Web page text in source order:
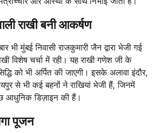
राखी बनी आकर्षण
भी मुंबई निवासी राजकुमारी जैन द्वारा भेजी गई
विशेष चर्चा में रही। यह राखी गणेश जी के
को भी अर्पित की जाएगी। इसके अलावा इंदौर,
से भी कई बहनों ने राखियां भेजी हैं, जिनमें
आधुनिक डिज़ाइन की हैं।
पूजन